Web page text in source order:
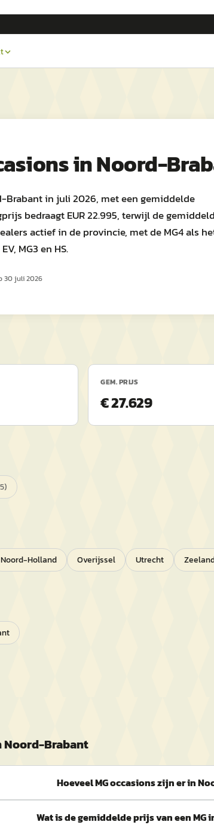
inNoord-
Brabant in juli 2026, met een gemiddelde
bedraagt EUR 22.995, terwijl de
actief in de provincie, met de MG4 als
MG3 en HS.
30 juli 2026
GEM. PRIJS
€ 27.629
5)
Noord-Holland Overijssel Utrecht
Noord-Brabant
Hoeveel MG occasions zijn er in
Wat is de gemiddelde prijs van een MG